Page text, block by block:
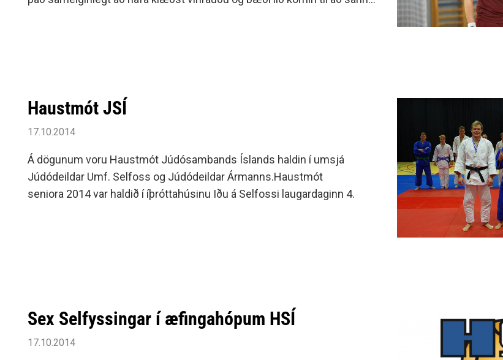
Siðareglur Umf. Selfoss
minjanefndar
Haustmót JSÍ
17.10.2014
Á dögunum voru Haustmót Júdósambands Íslands haldin í umsjá
Júdódeildar Umf. Selfoss og Júdódeildar Ármanns.Haustmót
seniora 2014 var haldið í íþróttahúsinu Iðu á Selfossi laugardaginn 4.
Sex Selfyssingar í æfingahópum HSÍ
17.10.2014